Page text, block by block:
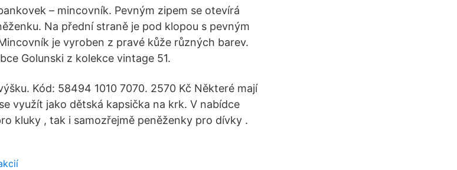
– mincovník. Pevným zipem se otevírá
Na přední straně je pod klopou s pevným
je vyroben z pravé kůže různých barev.
Golunski z kolekce vintage 51.
Kód: 58494 1010 7070. 2570 Kč Některé mají
využít jako dětská kapsička na krk. V nabídce
kluky , tak i samozřejmě peněženky pro dívky .